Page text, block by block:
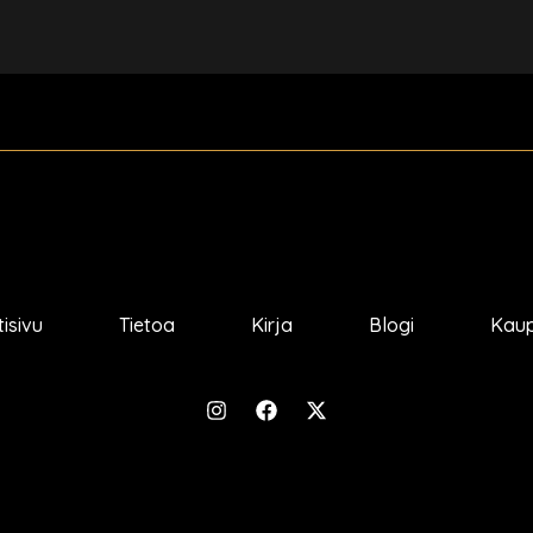
Tietoa Kirja Blogi